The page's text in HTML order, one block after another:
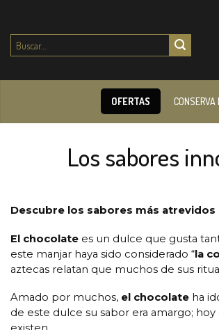
Buscar
por:
OFERTAS CONSERVA
Los sabores
Descubre los sabores más
El chocolate es un dulce que gusta
este manjar haya sido considerado “la
aztecas relatan que muchos de sus
Amado por muchos, el chocolate ha
de este dulce su sabor era amargo;